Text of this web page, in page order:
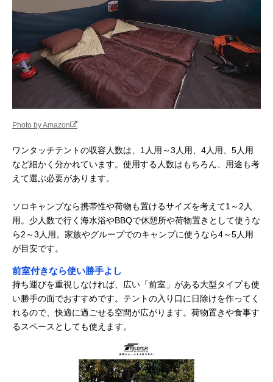
Photo by Amazon
ワンタッチテントの収容人数は、1人用～3人用、4人用、5人用
など細かく分かれています。使用する人数はもちろん、用途も考
えて選ぶ必要があります。
ソロキャンプなら携帯性や荷物も置けるサイズを考えて1～2人
用。少人数で行く海水浴やBBQで休憩所や荷物置きとして使うな
ら2～3人用。家族やグループでのキャンプに使うなら4～5人用
が目安です。
前室付きなら使い勝手よし
持ち運びを重視しなければ、広い「前室」がある大型タイプも使
い勝手の面でおすすめです。テントの入り口に日除けを作ってく
れるので、快適に過ごせる空間が広がります。荷物置きや食事す
るスペースとしても使えます。